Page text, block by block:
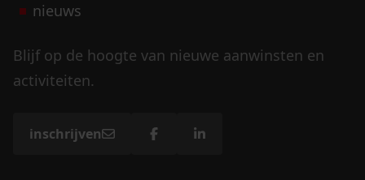
nieuws
Blijf op de hoogte van nieuwe aanwinsten en
activiteiten.
inschrijven